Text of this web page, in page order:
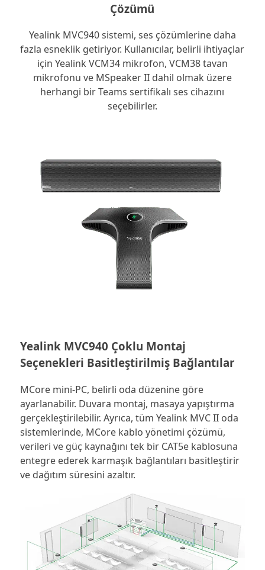
Çözümü
Yealink MVC940 sistemi, ses çözümlerine daha
fazla esneklik getiriyor. Kullanıcılar, belirli ihtiyaçlar
için Yealink VCM34 mikrofon, VCM38 tavan
mikrofonu ve MSpeaker II dahil olmak üzere
herhangi bir Teams sertifikalı ses cihazını
seçebilirler.
Yealink MVC940 Çoklu Montaj
Seçenekleri Basitleştirilmiş Bağlantılar
MCore mini-PC, belirli oda düzenine göre
ayarlanabilir. Duvara montaj, masaya yapıştırma
gerçekleştirilebilir. Ayrıca, tüm Yealink MVC II oda
sistemlerinde, MCore kablo yönetimi çözümü,
verileri ve güç kaynağını tek bir CAT5e kablosuna
entegre ederek karmaşık bağlantıları basitleştirir
ve dağıtım süresini azaltır.